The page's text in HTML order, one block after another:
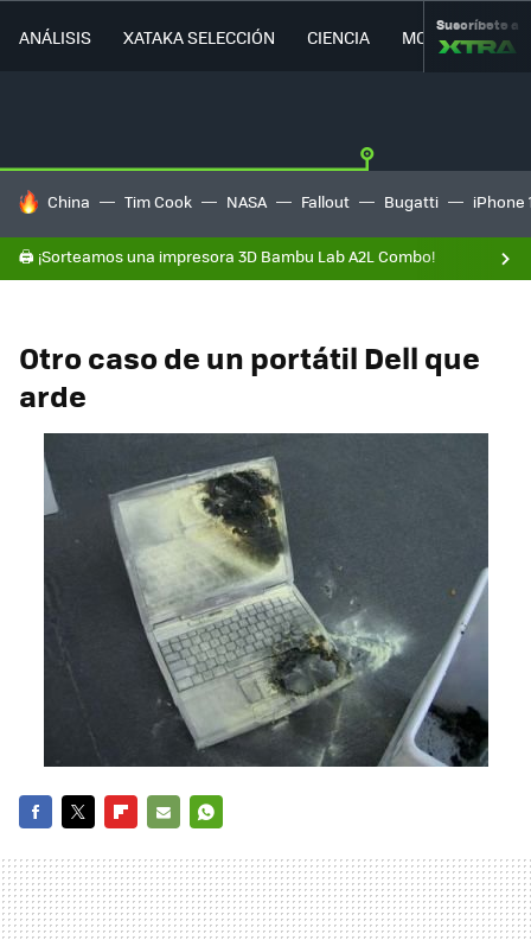
ANÁLISIS XATAKA SELECCIÓN CIENCIA MOVILIDAD
Suscríbete a
HOY SE HABLA DE
China Tim Cook NASA Fallout Bugatti iPhone
🖨️ ¡Sorteamos una impresora 3D Bambu Lab A2L Combo!
Otro caso de un portátil Dell que
arde
MAIL